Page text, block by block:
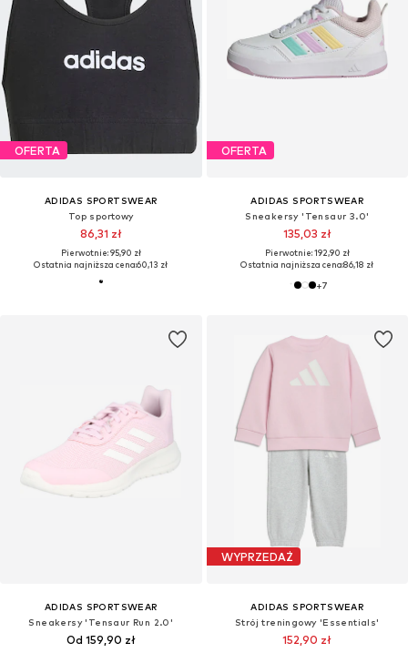
OFERTA
ADIDAS SPORTSWEAR
Top sportowy
86,31 zł
Pierwotnie: 95,90 zł
Ostatnia najniższa cena:60,13 zł
OFERTA
ADIDAS SPORTSWEAR
Sneakersy 'Tensaur 3.0'
135,03 zł
Pierwotnie: 192,90 zł
Ostatnia najniższa cena:86,18 zł
+7
ADIDAS SPORTSWEAR
Sneakersy 'Tensaur Run 2.0'
Od 159,90 zł
WYPRZEDAŻ
ADIDAS SPORTSWEAR
Strój treningowy 'Essentials'
152,90 zł